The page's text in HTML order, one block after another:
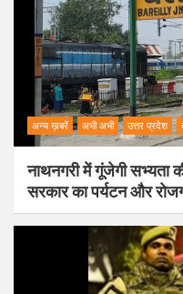
अन्य ख़बरें अभी अभी उत्तर प्रदेश
नाथनगरी में गूंजेगी सभ्यता
सरकार का पर्यटन और